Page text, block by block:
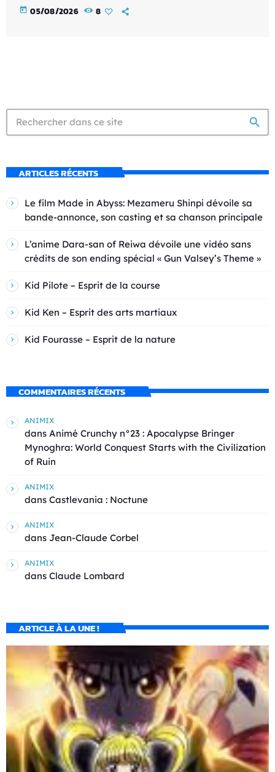
today 05/08/2026 8
search
ARTICLES RÉCENTS
Le film Made in Abyss: Mezameru Shinpi dévoile sa
bande-annonce, son casting et sa chanson principale
L’anime Dara-san of Reiwa dévoile une vidéo sans
crédits de son ending spécial « Gun Valsey’s Theme »
Kid Pilote – Esprit de la course
Kid Ken – Esprit des arts martiaux
Kid Fourasse – Esprit de la nature
COMMENTAIRES RÉCENTS
ANIMIX
dans Animé Crunchy n°23 : Apocalypse Bringer
Mynoghra: World Conquest Starts with the Civilization
of Ruin
ANIMIX
dans Castlevania : Noctune
ANIMIX
dans Jean-Claude Corbel
ANIMIX
dans Claude Lombard
ARTICLE À LA UNE !